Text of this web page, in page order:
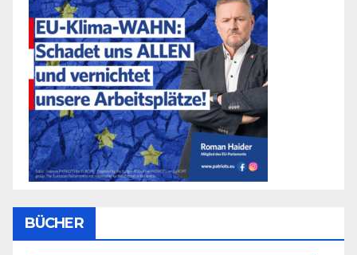
BÜCHER